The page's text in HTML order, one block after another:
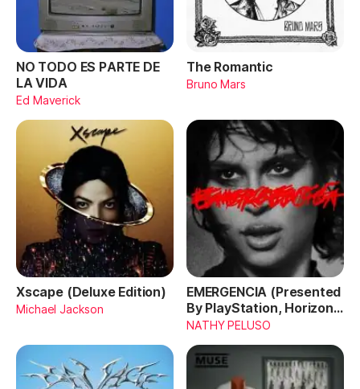
NO TODO ES PARTE DE
LA VIDA
Ed Maverick
The Romantic
Bruno Mars
Xscape (Deluxe Edition)
Michael Jackson
EMERGENCIA (Presented
By PlayStation, Horizon
Forbidden West)
NATHY PELUSO